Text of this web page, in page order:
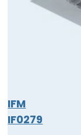
IFM
IF0279